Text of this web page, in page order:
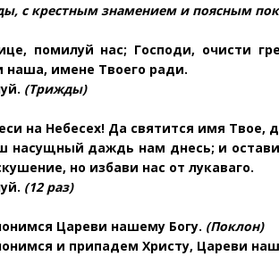
с крестным знамением и поясным
помилуй нас; Господи, очисти
имене Твоего ради.
(Трижды)
на Небесех! Да святится имя Твое,
насущный даждь нам днесь; и
но избави нас от лукаваго.
(12 раз)
Цареви нашему Богу. (Поклон)
и припадем Христу, Цареви